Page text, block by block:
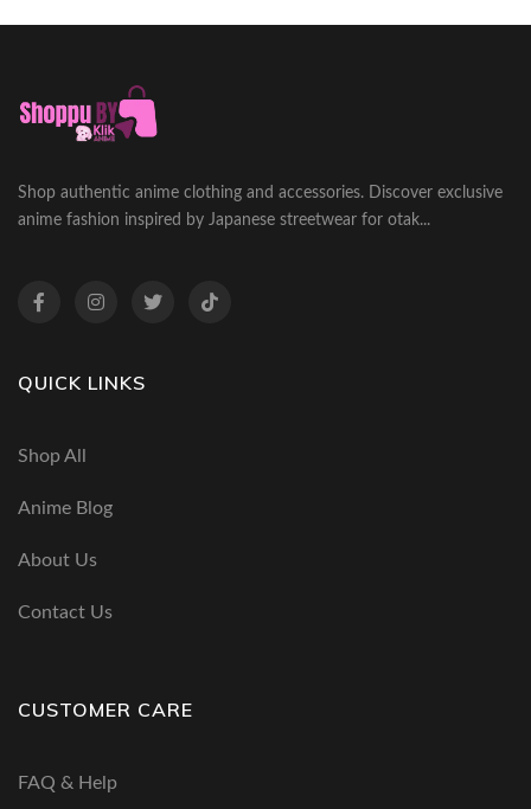
Shop authentic anime clothing and accessories. Discover exclusive
anime fashion inspired by Japanese streetwear for otak...
QUICK LINKS
Shop All
Anime Blog
About Us
Contact Us
CUSTOMER CARE
FAQ & Help